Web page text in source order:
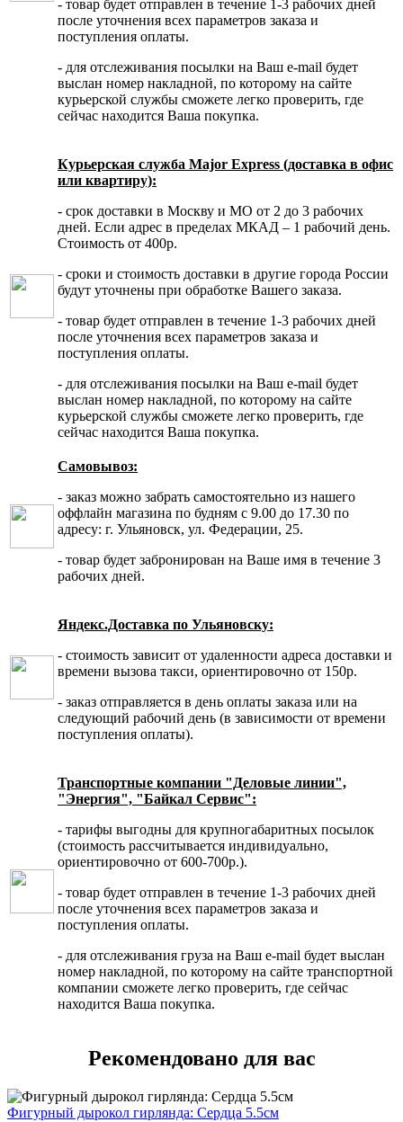
- товар будет отправлен в течение 1-3 рабочих дней
после уточнения всех параметров заказа и
поступления оплаты.
- для отслеживания посылки на Ваш e-mail будет
выслан номер накладной, по которому на сайте
курьерской службы сможете легко проверить, где
сейчас находится Ваша покупка.
Курьерская служба Major Express (доставка в офис
или квартиру):
- срок доставки в Москву и МО от 2 до 3 рабочих
дней. Если адрес в пределах МКАД – 1 рабочий день.
Стоимость от 400р.
- сроки и стоимость доставки в другие города России
будут уточнены при обработке Вашего заказа.
- товар будет отправлен в течение 1-3 рабочих дней
после уточнения всех параметров заказа и
поступления оплаты.
- для отслеживания посылки на Ваш e-mail будет
выслан номер накладной, по которому на сайте
курьерской службы сможете легко проверить, где
сейчас находится Ваша покупка.
Самовывоз:
- заказ можно забрать самостоятельно из нашего
оффлайн магазина по будням с 9.00 до 17.30 по
адресу: г. Ульяновск, ул. Федерации, 25.
- товар будет забронирован на Ваше имя в течение 3
рабочих дней.
Яндекс.Доставка по Ульяновску:
- стоимость зависит от удаленности адреса доставки и
времени вызова такси, ориентировочно от 150р.
- заказ отправляется в день оплаты заказа или на
следующий рабочий день (в зависимости от времени
поступления оплаты).
Транспортные компании "Деловые линии",
"Энергия", "Байкал Сервис":
- тарифы выгодны для крупногабаритных посылок
(стоимость рассчитывается индивидуально,
ориентировочно от 600-700р.).
- товар будет отправлен в течение 1-3 рабочих дней
после уточнения всех параметров заказа и
поступления оплаты.
- для отслеживания груза на Ваш e-mail будет выслан
номер накладной, по которому на сайте транспортной
компании сможете легко проверить, где сейчас
находится Ваша покупка.
Рекомендовано для вас
Фигурный дырокол гирлянда: Сердца 5.5см